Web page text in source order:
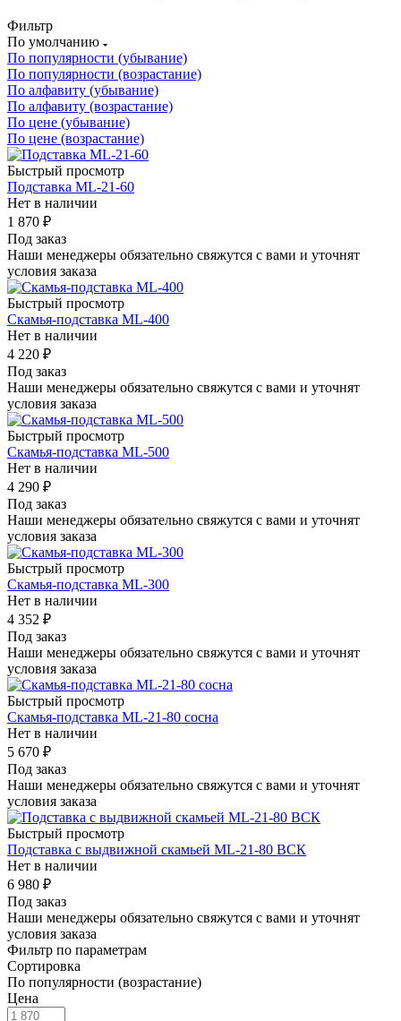
Фильтр
По умолчанию
По популярности (убывание)
По популярности (возрастание)
По алфавиту (убывание)
По алфавиту (возрастание)
По цене (убывание)
По цене (возрастание)
Быстрый просмотр
Подставка ML-21-60
Нет в наличии
1 870 ₽
Под заказ
Наши менеджеры обязательно свяжутся с вами и уточнят
условия заказа
Быстрый просмотр
Скамья-подставка ML-400
Нет в наличии
4 220 ₽
Под заказ
Наши менеджеры обязательно свяжутся с вами и уточнят
условия заказа
Быстрый просмотр
Скамья-подставка ML-500
Нет в наличии
4 290 ₽
Под заказ
Наши менеджеры обязательно свяжутся с вами и уточнят
условия заказа
Быстрый просмотр
Скамья-подставка ML-300
Нет в наличии
4 352 ₽
Под заказ
Наши менеджеры обязательно свяжутся с вами и уточнят
условия заказа
Быстрый просмотр
Скамья-подставка ML-21-80 сосна
Нет в наличии
5 670 ₽
Под заказ
Наши менеджеры обязательно свяжутся с вами и уточнят
условия заказа
Быстрый просмотр
Подставка с выдвижной скамьей ML-21-80 ВСК
Нет в наличии
6 980 ₽
Под заказ
Наши менеджеры обязательно свяжутся с вами и уточнят
условия заказа
Фильтр по параметрам
Сортировка
По популярности (возрастание)
Цена